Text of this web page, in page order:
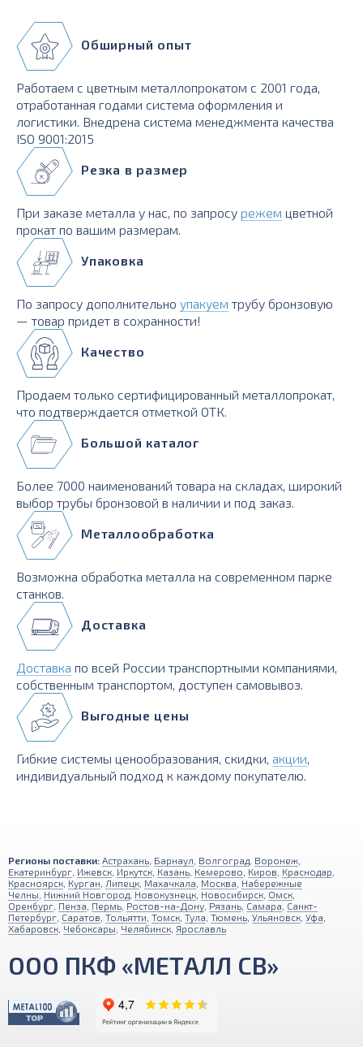
Обширный опыт
Работаем с цветным металлопрокатом с 2001 года,
отработанная годами система оформления и
логистики. Внедрена система менеджмента качества
ISO 9001:2015
Резка в размер
При заказе металла у нас, по запросу режем цветной
прокат по вашим размерам.
Упаковка
По запросу дополнительно упакуем трубу бронзовую
— товар придет в сохранности!
Качество
Продаем только сертифицированный металлопрокат,
что подтверждается отметкой ОТК.
Большой каталог
Более 7000 наименований товара на складах, широкий
выбор трубы бронзовой в наличии и под заказ.
Металлообработка
Возможна обработка металла на современном парке
станков.
Доставка
Доставка по всей России транспортными компаниями,
собственным транспортом, доступен самовывоз.
Выгодные цены
Гибкие системы ценообразования, скидки, акции,
индивидуальный подход к каждому покупателю.
Регионы поставки: Астрахань Барнаул Волгоград Воронеж
Екатеринбург Ижевск Иркутск Казань Кемерово Киров Краснодар
Красноярск Курган Липецк Махачкала Москва Набережные
Челны Нижний Новгород Новокузнецк Новосибирск Омск
Оренбург Пенза Пермь Ростов-на-Дону Рязань Самара Санкт-
Петербург Саратов Тольятти Томск Тула Тюмень Ульяновск Уфа
Хабаровск Чебоксары Челябинск Ярославль
ООО ПКФ «МЕТАЛЛ СВ»